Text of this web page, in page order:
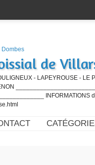
de
- LAPEYROUSE - LE
INFORMATIONS